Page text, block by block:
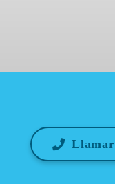
Llamar